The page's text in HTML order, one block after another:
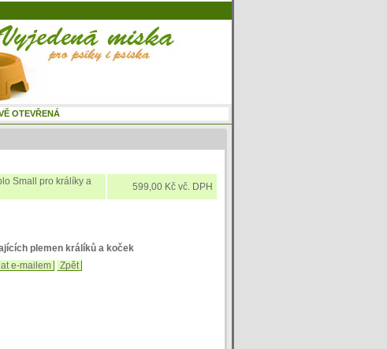
Small pro králíky a
599,00 Kč vč. DPH
plemen králíků a koček
e-mailem Zpět